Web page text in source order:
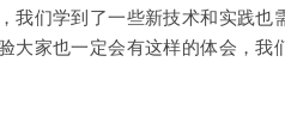
我们学到了一些新技术和实践也
大家也一定会有这样的体会，我